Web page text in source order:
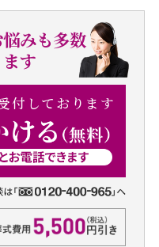
みも多数
す
付しております